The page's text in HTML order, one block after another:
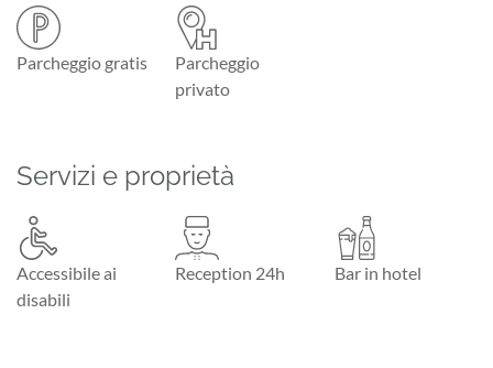
Parcheggio gratis
Parcheggio
privato
Servizi e proprietà
Accessibile ai
disabili
Reception 24h Bar in hotel